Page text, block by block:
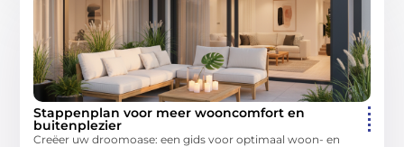
Stappenplan voor meer wooncomfort en
buitenplezier
Creëer uw droomoase: een gids voor optimaal woon- en